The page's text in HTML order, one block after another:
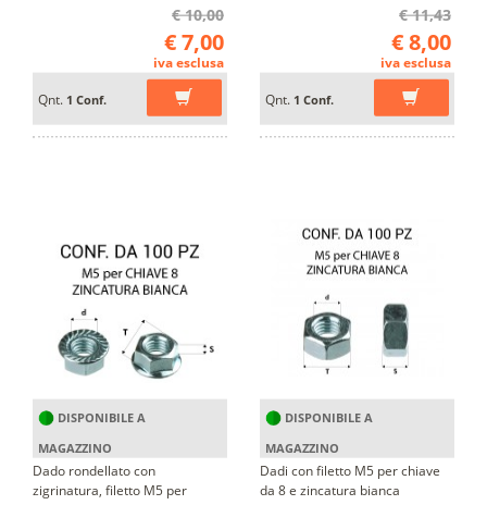
€ 10,00
€ 7,00
iva esclusa
Qnt. 1 Conf.
€ 11,43
€ 8,00
iva esclusa
Qnt. 1 Conf.
DISPONIBILE A
MAGAZZINO
Dado rondellato con
zigrinatura, filetto M5 per
DISPONIBILE A
MAGAZZINO
Dadi con filetto M5 per chiave
da 8 e zincatura bianca